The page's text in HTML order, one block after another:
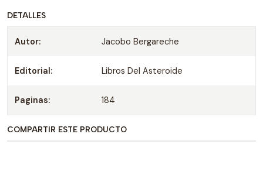
DETALLES
Autor: Jacobo Bergareche
Editorial: Libros Del Asteroide
Paginas: 184
COMPARTIR ESTE PRODUCTO